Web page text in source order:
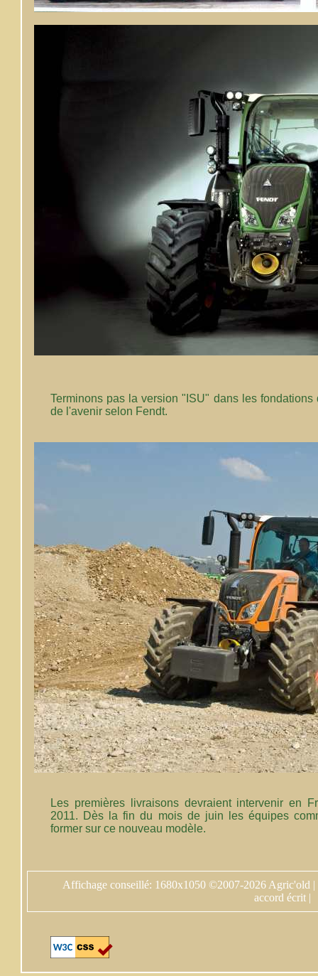
Terminons pas la version "ISU" dans les
de l'avenir selon Fendt.
Les premières livraisons devraient intervenir en
2011. Dès la fin du mois de juin les équipes
former sur ce nouveau modèle.
Affichage conseillé: 1680x1050 ©2007-2026 Agric'old |
accord écrit |